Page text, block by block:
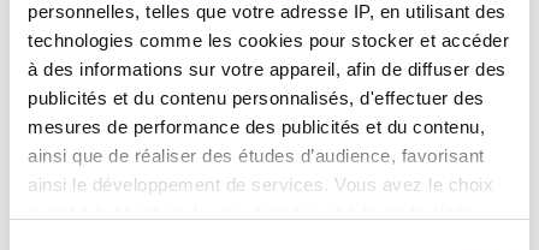
personnelles, telles que votre adresse IP, en utilisant des
technologies comme les cookies pour stocker et accéder
à des informations sur votre appareil, afin de diffuser des
publicités et du contenu personnalisés, d'effectuer des
mesures de performance des publicités et du contenu,
ainsi que de réaliser des études d’audience, favorisant
ainsi le développement de services. Vous avez le choix
Mardi 13 Octobre 2026
125.00€